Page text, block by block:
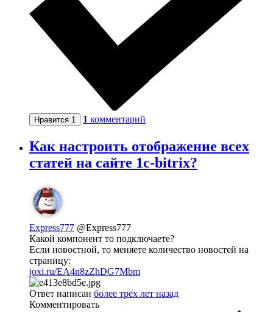
Нравится 1 1 комментарий
Как настроить отображение всех
статей на сайте 1c-bitrix?
Express777 @Express777
Какой компонент то подключаете?
Если новостной, то меняете количество новостей на
страницу:
joxi.ru/EA4n8zZhDG7Mbm
Ответ написан более трёх лет назад
Комментировать